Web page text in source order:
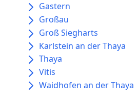
Gastern
Großau
Groß Siegharts
Karlstein an der Thaya
Thaya
Vitis
Waidhofen an der Thaya